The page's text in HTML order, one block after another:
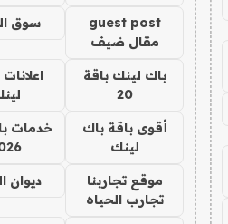
guest post
مقال ضيف
سوق
باك لينك باقة
20
أقوى باقة باك
لينك
خدمات
موقع تجاربنا
تجارب الحياه
ديوان